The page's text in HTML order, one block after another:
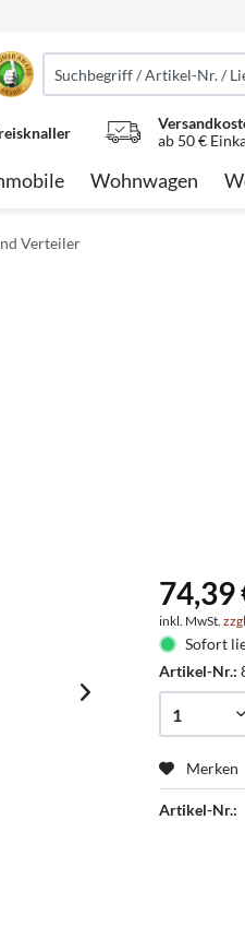
ab 50 €
Wohnwagen
Verteiler
74,39
inkl. MwSt.
Sofort
Artikel-Nr.:
Merken
Artikel-Nr.: